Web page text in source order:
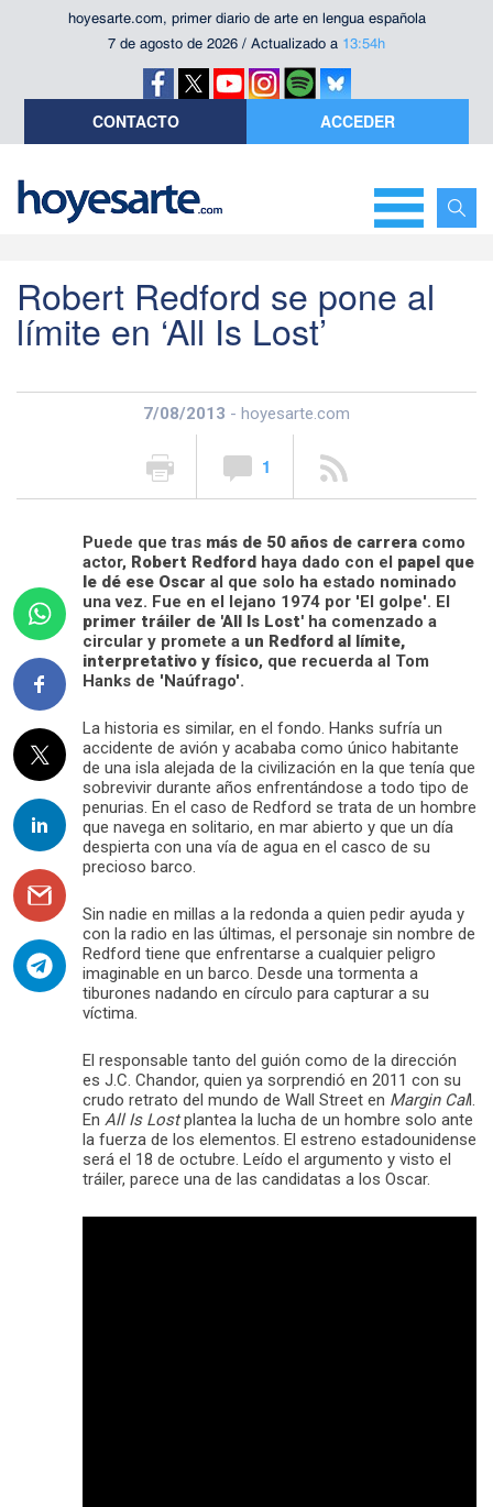
hoyesarte.com, primer diario de arte en lengua española
7 de agosto de 2026 / Actualizado a 13:54h
CONTACTO ACCEDER
Robert Redford se pone al
límite en ‘All Is Lost’
7/08/2013 - hoyesarte.com
1
Puede que tras más de 50 años de carrera como
actor, Robert Redford haya dado con el papel que
le dé ese Oscar al que solo ha estado nominado
una vez. Fue en el lejano 1974 por 'El golpe'. El
primer tráiler de 'All Is Lost' ha comenzado a
circular y promete a un Redford al límite,
interpretativo y físico, que recuerda al Tom
Hanks de 'Naúfrago'.
La historia es similar, en el fondo. Hanks sufría un
accidente de avión y acababa como único habitante
de una isla alejada de la civilización en la que tenía que
sobrevivir durante años enfrentándose a todo tipo de
penurias. En el caso de Redford se trata de un hombre
que navega en solitario, en mar abierto y que un día
despierta con una vía de agua en el casco de su
precioso barco.
Sin nadie en millas a la redonda a quien pedir ayuda y
con la radio en las últimas, el personaje sin nombre de
Redford tiene que enfrentarse a cualquier peligro
imaginable en un barco. Desde una tormenta a
tiburones nadando en círculo para capturar a su
víctima.
El responsable tanto del guión como de la dirección
es J.C. Chandor, quien ya sorprendió en 2011 con su
crudo retrato del mundo de Wall Street en Margin Call.
En All Is Lostplantea la lucha de un hombre solo ante
la fuerza de los elementos. El estreno estadounidense
será el 18 de octubre. Leído el argumento y visto el
tráiler, parece una de las candidatas a los Oscar.